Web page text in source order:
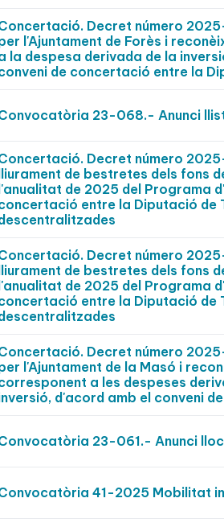
Decret número
l'Ajuntament de Forès i
la despesa derivada de la
de concertació entre la
23-068.- Anunci
Decret número
lliurament de bestretes dels fons
l'anualitat de 2025 del Programa
entre la Diputació de
Decret número
lliurament de bestretes dels fons
l'anualitat de 2025 del Programa
entre la Diputació de
Decret número
l'Ajuntament de la Masó i
a les despeses
d'acord amb el conveni
23-061.- Anunci
41-2025 Mobilitat